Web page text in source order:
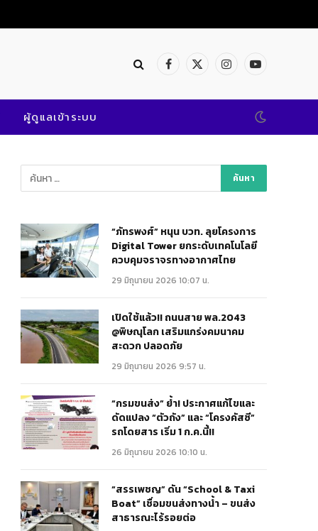
Facebook
X
InstagramYouTube
ผู้ดูแลเข้าระบบ
“ภัทรพงศ์” หนุน บวท. ลุยโครงการ
Digital Tower ยกระดับเทคโนโลยี
ควบคุมจราจรทางอากาศไทย
29 มิถุนายน 2026 10:07 น.
เปิดใช้แล้ว!! ถนนสาย พล.2043
@พิษณุโลก เสริมแกร่งคมนาคม
สะดวก ปลอดภัย
29 มิถุนายน 2026 9:57 น.
“กรมขนส่ง” ย้ำ! ประกาศแก้ไขและ
ดัดแปลง “ตัวถัง” และ “โครงคัสซี”
รถโดยสาร เริ่ม 1 ก.ค.นี้!!
26 มิถุนายน 2026 10:10 น.
“สรรเพชญ” ดัน “School & Taxi
Boat” เชื่อมขนส่งทางน้ำ – ขนส่ง
สาธารณะไร้รอยต่อ